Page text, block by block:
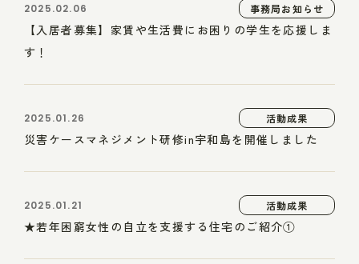
2025.02.06 事務局お知らせ
【入居者募集】家賃や生活費にお困りの学生を応援しま
す！
2025.01.26 活動成果
災害ケースマネジメント研修in宇和島を開催しました
2025.01.21 活動成果
★若年困窮女性の自立を支援する住宅のご紹介①